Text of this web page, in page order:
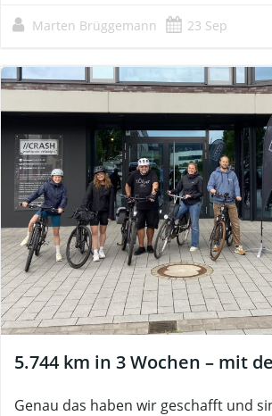
Marten Brüggemann 23 Sep
5.744 km in 3 Wochen – mit
Genau das haben wir geschafft und